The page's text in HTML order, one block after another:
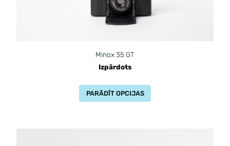
Minox 35 GT
Izpārdots
PARĀDĪT OPCIJAS